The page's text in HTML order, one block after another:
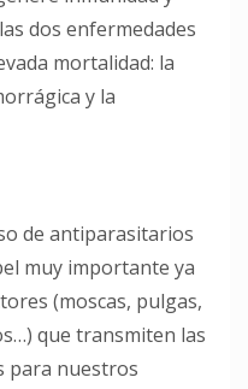
dos enfermedades
mortalidad: la
y la
de antiparasitarios
muy importante ya
(moscas, pulgas,
que transmiten las
para nuestros